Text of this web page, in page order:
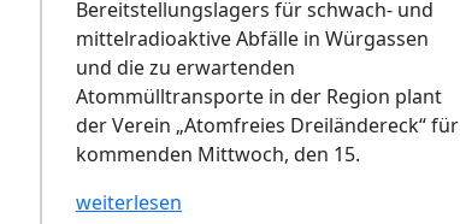
Bereitstellungslagers für schwach- und
mittelradioaktive Abfälle in Würgassen
und die zu erwartenden
Atommülltransporte in der Region plant
der Verein „Atomfreies Dreiländereck“ für
kommenden Mittwoch, den 15.
weiterlesen